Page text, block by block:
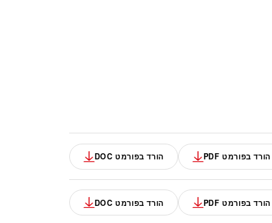
הורד בפורמט PDF הורד בפורמט DOC
הורד בפורמט PDF הורד בפורמט DOC